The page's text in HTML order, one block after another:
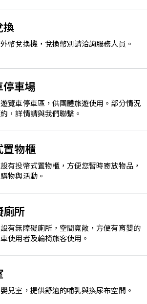
換
幣兌換機，兌換幣別請洽詢服務人員。
車場
覽車停車區，供團體旅遊使用。部分情況
，詳情請與我們聯繫。
置物櫃
有投幣式置物櫃，方便您暫時寄放物品，
物與活動。
廁所
有無障礙廁所，空間寬敞，方便有育嬰的
使用者及輪椅旅客使用。
兒室，提供舒適的哺乳與換尿布空間。